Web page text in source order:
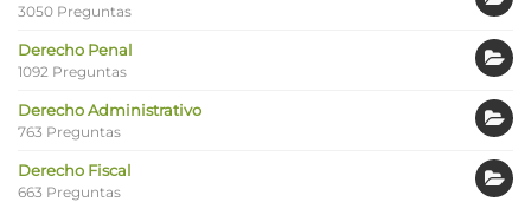
3050 Preguntas
Derecho Penal
1092 Preguntas
Derecho Administrativo
763 Preguntas
Derecho Fiscal
663 Preguntas